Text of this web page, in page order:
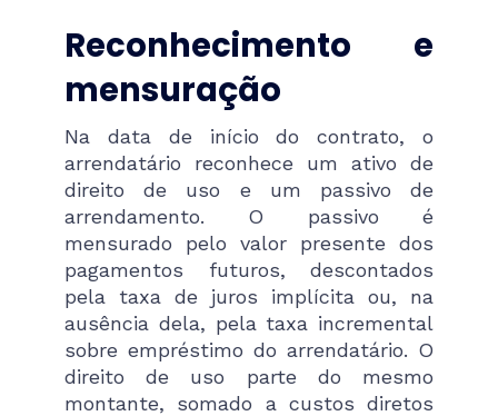
Reconhecimento e
mensuração
Na data de início do contrato, o
arrendatário reconhece um ativo de
direito de uso e um passivo de
arrendamento. O passivo é
mensurado pelo valor presente dos
pagamentos futuros, descontados
pela taxa de juros implícita ou, na
ausência dela, pela taxa incremental
sobre empréstimo do arrendatário. O
direito de uso parte do mesmo
montante, somado a custos diretos